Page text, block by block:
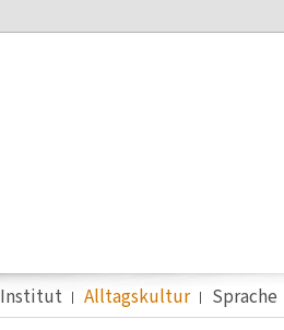
Institut Alltagskultur Sprache